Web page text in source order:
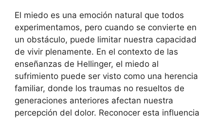
El miedo es una emoción natural que todos
experimentamos, pero cuando se convierte en
un obstáculo, puede limitar nuestra capacidad
de vivir plenamente. En el contexto de las
enseñanzas de Hellinger, el miedo al
sufrimiento puede ser visto como una herencia
familiar, donde los traumas no resueltos de
generaciones anteriores afectan nuestra
percepción del dolor. Reconocer esta influencia